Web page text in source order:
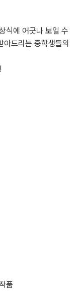
식에 어긋나 보일 수
드리는 중학생들의
품